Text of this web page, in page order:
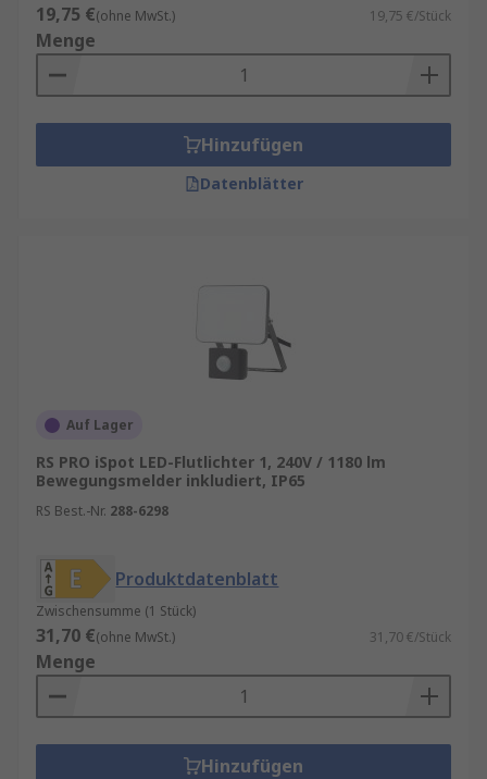
19,75 €(ohne MwSt.) 19,75 €/Stück
Menge
Hinzufügen
Datenblätter
Auf Lager
RS PRO iSpot LED-Flutlichter 1, 240V / 1180 lm
Bewegungsmelder inkludiert, IP65
RS Best.-Nr. 288-6298
Produktdatenblatt
Zwischensumme (1 Stück)
31,70 €(ohne MwSt.) 31,70 €/Stück
Menge
Hinzufügen